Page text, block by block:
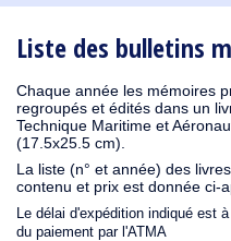
Liste des bulletins
Chaque année les mémoires
regroupés et édités dans un
Technique Maritime et
(17.5x25.5 cm).
La liste (n° et année) des
contenu et prix est donnée ci-
Le délai d'expédition indiqué est
du paiement par l'ATMA
1931
1930 1929 1926 1925